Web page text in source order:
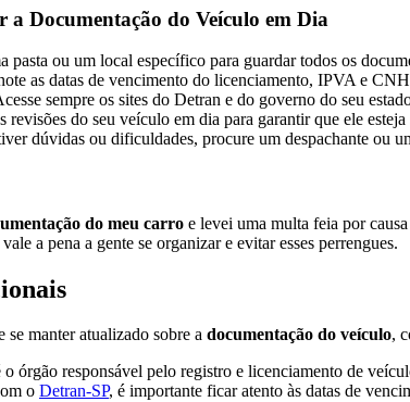
a Documentação do Veículo em Dia
pasta ou um local específico para guardar todos os
as datas de vencimento do licenciamento, IPVA e
sempre os sites do Detran e do governo do seu
revisões do seu veículo em dia para garantir que ele
dúvidas ou dificuldades, procure um despachante ou
do meu carro e levei uma multa feia por
a pena a gente se organizar e evitar esses perrengues.
se manter atualizado sobre a documentação do veículo,
órgão responsável pelo registro e licenciamento de
o Detran-SP, é importante ficar atento às datas de